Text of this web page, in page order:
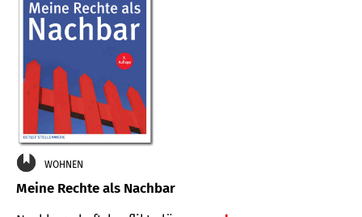
WOHNEN
Meine Rechte als Nachbar